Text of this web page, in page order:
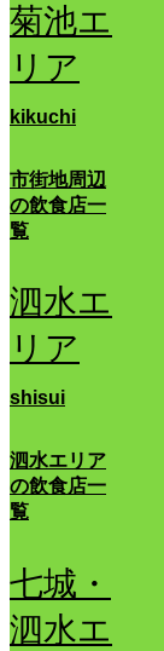
菊池エ
リア
kikuchi
市街地周辺
の飲食店一
覧
泗水エ
リア
shisui
泗水エリア
の飲食店一
覧
七城・
泗水エ